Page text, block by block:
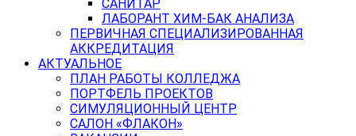
САНИТАР
ЛАБОРАНТ ХИМ-БАК АНАЛИЗА
ПЕРВИЧНАЯ СПЕЦИАЛИЗИРОВАННАЯ
АККРЕДИТАЦИЯ
АКТУАЛЬНОЕ
ПЛАН РАБОТЫ КОЛЛЕДЖА
ПОРТФЕЛЬ ПРОЕКТОВ
СИМУЛЯЦИОННЫЙ ЦЕНТР
САЛОН «ФЛАКОН»